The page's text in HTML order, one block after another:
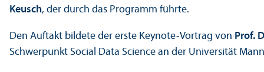
Keusch, der durch das Programm führte.
Den Auftakt bildete der erste Keynote-Vortrag von Prof.
Schwerpunkt Social Data Science an der Universität